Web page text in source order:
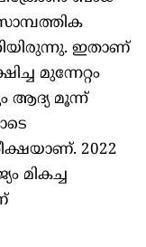
ഇതാണ്
മുന്നേറ്റം
ആദ്യ മൂന്ന്
2022
മികച്ച